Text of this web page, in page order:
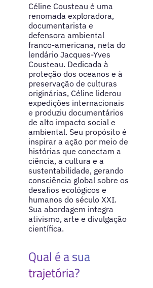
Céline Cousteau é uma
renomada exploradora,
documentarista e
defensora ambiental
franco-americana, neta do
lendário Jacques-Yves
Cousteau. Dedicada à
proteção dos oceanos e à
preservação de culturas
originárias, Céline liderou
expedições internacionais
e produziu documentários
de alto impacto social e
ambiental. Seu propósito é
inspirar a ação por meio de
histórias que conectam a
ciência, a cultura e a
sustentabilidade, gerando
consciência global sobre os
desafios ecológicos e
humanos do século XXI.
Sua abordagem integra
ativismo, arte e divulgação
científica.
Qual é a sua
trajetória?